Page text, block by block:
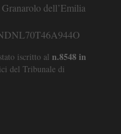
dell’Emilia
iscritto al n.8548 in
del Tribunale di